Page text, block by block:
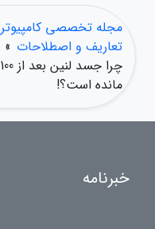
مجله تخصصی کامپیوتر
تعاریف و اصطلاحات »
مانده است؟!
خبرنامه